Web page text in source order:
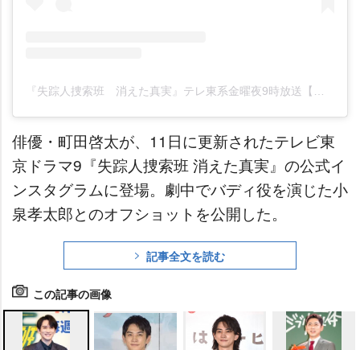
『失踪人捜索班 消えた真実』テレ東系金曜夜9時放送【公式】→7月期は『能面検事』(@tx_drama9)がシェアした投稿
俳優・町田啓太が、11日に更新されたテレビ東
京ドラマ9『失踪人捜索班 消えた真実』の公式イ
ンスタグラムに登場。劇中でバディ役を演じた小
泉孝太郎とのオフショットを公開した。
記事全文を読む
この記事の画像